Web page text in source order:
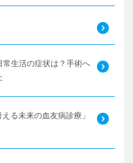
常生活の症状は？手術へ
る未来の血友病診療」